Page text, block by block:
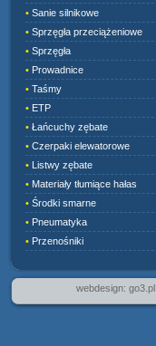
• Sanie silnikowe
• Sprzęgła przeciążeniowe
• Sprzęgła
• Prowadnice
• Taśmy
• ETP
• Łańcuchy zębate
• Czerpaki elewatorowe
• Listwy zębate
• Materiały tłumiące hałas
• Środki smarne
• Pneumatyka
• Przenośniki
webdesign: go3.pl